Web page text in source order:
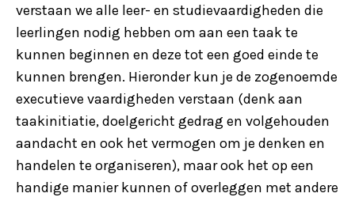
verstaan we alle leer- en studievaardigheden die
leerlingen nodig hebben om aan een taak te
kunnen beginnen en deze tot een goed einde te
kunnen brengen. Hieronder kun je de zogenoemde
executieve vaardigheden verstaan (denk aan
taakinitiatie, doelgericht gedrag en volgehouden
aandacht en ook het vermogen om je denken en
handelen te organiseren), maar ook het op een
handige manier kunnen of overleggen met andere